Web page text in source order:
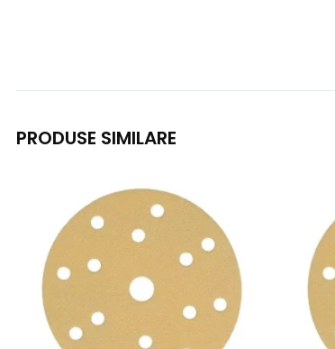
PRODUSE SIMILARE